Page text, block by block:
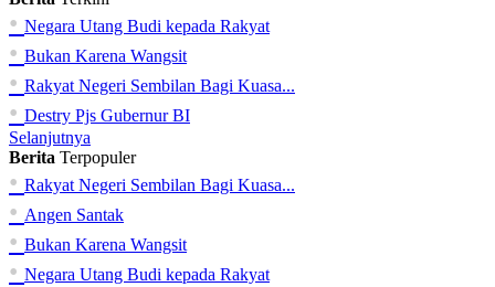
• Negara Utang Budi kepada Rakyat
• Bukan Karena Wangsit
• Rakyat Negeri Sembilan Bagi Kuasa...
• Destry Pjs Gubernur BI
Selanjutnya
Berita Terpopuler
• Rakyat Negeri Sembilan Bagi Kuasa...
• Angen Santak
• Bukan Karena Wangsit
• Negara Utang Budi kepada Rakyat